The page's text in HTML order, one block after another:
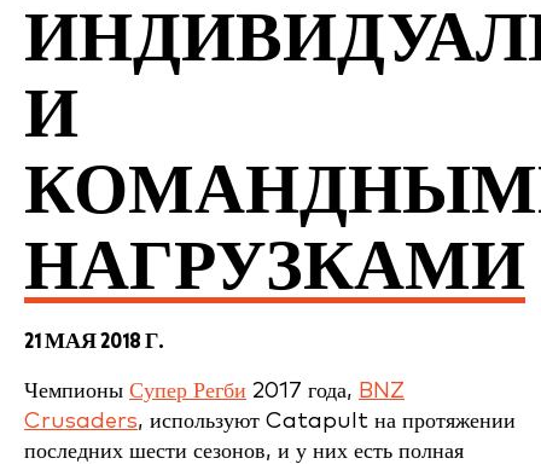
И
НАГРУЗКАМИ
21 МАЯ 2018 Г.
Чемпионы Супер Регби 2017 года, BNZ
Crusaders, используют Catapult на протяжении
последних шести сезонов, и у них есть полная